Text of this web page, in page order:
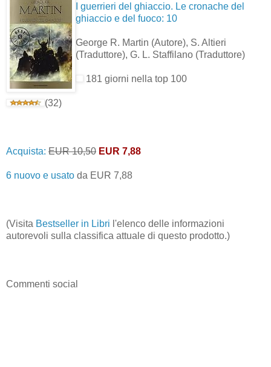
I guerrieri del ghiaccio. Le cronache del
ghiaccio e del fuoco: 10
George R. Martin (Autore), S. Altieri
(Traduttore), G. L. Staffilano (Traduttore)
181 giorni nella top 100
(32)
Acquista: EUR 10,50 EUR 7,88
6 nuovo e usato da EUR 7,88
(Visita Bestseller in Libri l'elenco delle informazioni
autorevoli sulla classifica attuale di questo prodotto.)
Commenti social